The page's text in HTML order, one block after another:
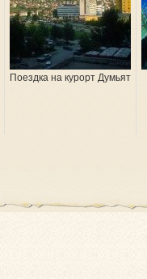
Поездка на курорт Думьят